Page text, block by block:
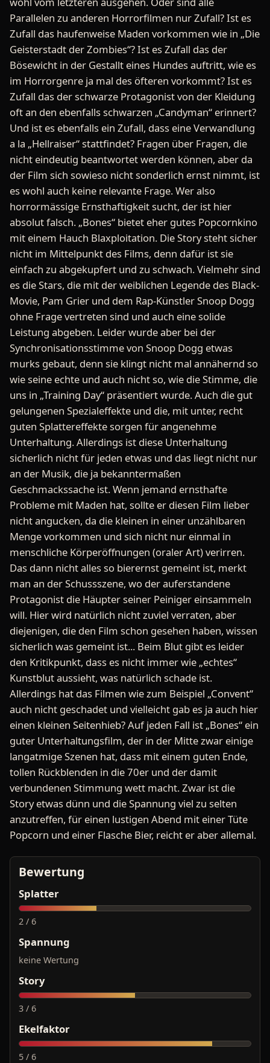
Parallelen zu anderen Horrorfilmen nur Zufall? Ist es
Zufall das haufenweise Maden vorkommen wie in „Die
Geisterstadt der Zombies“? Ist es Zufall das der
Bösewicht in der Gestallt eines Hundes auftritt, wie es
im Horrorgenre ja mal des öfteren vorkommt? Ist es
Zufall das der schwarze Protagonist von der Kleidung
oft an den ebenfalls schwarzen „Candyman“ erinnert?
Und ist es ebenfalls ein Zufall, dass eine Verwandlung
a la „Hellraiser“ stattfindet? Fragen über Fragen, die
nicht eindeutig beantwortet werden können, aber da
der Film sich sowieso nicht sonderlich ernst nimmt, ist
es wohl auch keine relevante Frage. Wer also
horrormässige Ernsthaftigkeit sucht, der ist hier
absolut falsch. „Bones“ bietet eher gutes Popcornkino
mit einem Hauch Blaxploitation. Die Story steht sicher
nicht im Mittelpunkt des Films, denn dafür ist sie
einfach zu abgekupfert und zu schwach. Vielmehr sind
es die Stars, die mit der weiblichen Legende des Black-
Movie, Pam Grier und dem Rap-Künstler Snoop Dogg
ohne Frage vertreten sind und auch eine solide
Leistung abgeben. Leider wurde aber bei der
Synchronisationsstimme von Snoop Dogg etwas
murks gebaut, denn sie klingt nicht mal annähernd so
wie seine echte und auch nicht so, wie die Stimme, die
uns in „Training Day“ präsentiert wurde. Auch die gut
gelungenen Spezialeffekte und die, mit unter, recht
guten Splattereffekte sorgen für angenehme
Unterhaltung. Allerdings ist diese Unterhaltung
sicherlich nicht für jeden etwas und das liegt nicht nur
an der Musik, die ja bekanntermaßen
Geschmackssache ist. Wenn jemand ernsthafte
Probleme mit Maden hat, sollte er diesen Film lieber
nicht angucken, da die kleinen in einer unzählbaren
Menge vorkommen und sich nicht nur einmal in
menschliche Körperöffnungen (oraler Art) verirren.
Das dann nicht alles so bierernst gemeint ist, merkt
man an der Schussszene, wo der auferstandene
Protagonist die Häupter seiner Peiniger einsammeln
will. Hier wird natürlich nicht zuviel verraten, aber
diejenigen, die den Film schon gesehen haben, wissen
sicherlich was gemeint ist... Beim Blut gibt es leider
den Kritikpunkt, dass es nicht immer wie „echtes“
Kunstblut aussieht, was natürlich schade ist.
Allerdings hat das Filmen wie zum Beispiel „Convent“
auch nicht geschadet und vielleicht gab es ja auch hier
einen kleinen Seitenhieb? Auf jeden Fall ist „Bones“ ein
guter Unterhaltungsfilm, der in der Mitte zwar einige
langatmige Szenen hat, dass mit einem guten Ende,
tollen Rückblenden in die 70er und der damit
verbundenen Stimmung wett macht. Zwar ist die
Story etwas dünn und die Spannung viel zu selten
anzutreffen, für einen lustigen Abend mit einer Tüte
Popcorn und einer Flasche Bier, reicht er aber allemal.
Bewertung
Splatter
2 / 6
Spannung
keine Wertung
Story
3 / 6
Ekelfaktor
5 / 6